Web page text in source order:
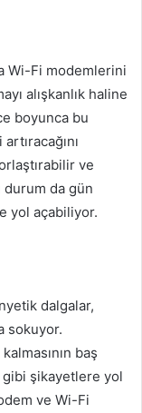
Wi-Fi modemlerini
alışkanlık haline
boyunca bu
ve
durum da gün
yol açabiliyor.
dalgalar,
sokuyor.
baş
gibi şikayetlere yol
ve Wi-Fi